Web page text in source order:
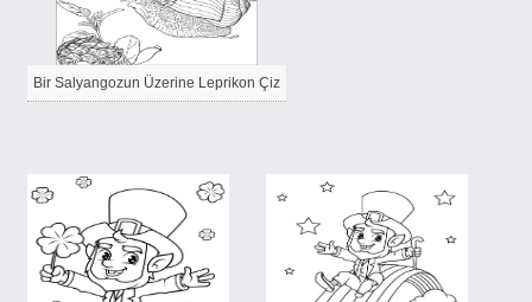
Bir Salyangozun Üzerine Leprikon Çiz